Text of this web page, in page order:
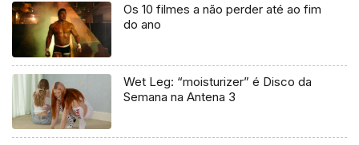
Os 10 filmes a não perder até ao fim
do ano
Wet Leg: “moisturizer” é Disco da
Semana na Antena 3